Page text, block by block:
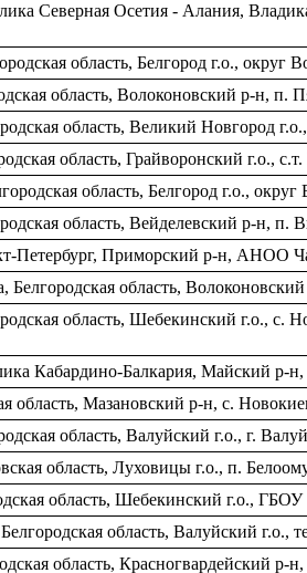
Северная Осетия - Алания,
область, Белгород г.о.,
область, Волоконовский р-н,
область, Великий Новгород
область, Грайворонский
область, Белгород г.о.,
область, Вейделевский р-н,
Петербург, Приморский р-н, АНОО
Белгородская область,
область, Шебекинский г.о., c.
Кабардино-Балкария, Майский
Мазановский р-н, с.
область, Валуйский г.о., г.
область, Луховицы г.о., п.
область, Шебекинский г.о.,
Белгородская область, Валуйский
область,